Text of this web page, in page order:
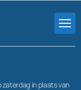
zaterdag in plaats van